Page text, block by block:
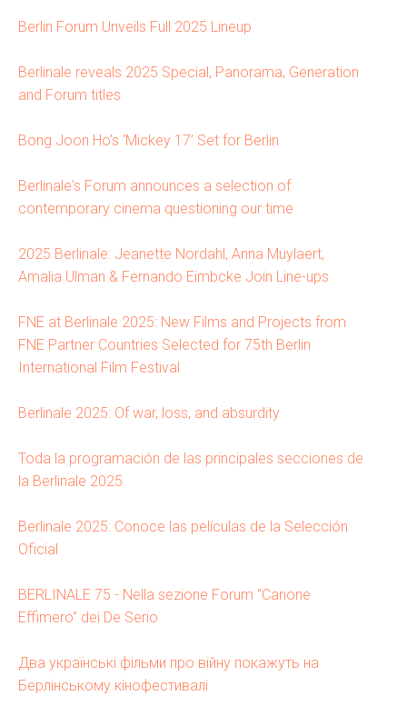
Berlin Forum Unveils Full 2025 Lineup
Berlinale reveals 2025 Special, Panorama, Generation
and Forum titles
Bong Joon Ho’s ‘Mickey 17’ Set for Berlin
Berlinale's Forum announces a selection of
contemporary cinema questioning our time
2025 Berlinale: Jeanette Nordahl, Anna Muylaert,
Amalia Ulman & Fernando Eimbcke Join Line-ups
FNE at Berlinale 2025: New Films and Projects from
FNE Partner Countries Selected for 75th Berlin
International Film Festival
Berlinale 2025: Of war, loss, and absurdity
Toda la programación de las principales secciones de
la Berlinale 2025
Berlinale 2025: Conoce las películas de la Selección
Oficial
BERLINALE 75 - Nella sezione Forum "Canone
Effimero" dei De Serio
Два українські фільми про війну покажуть на
Берлінському кінофестивалі